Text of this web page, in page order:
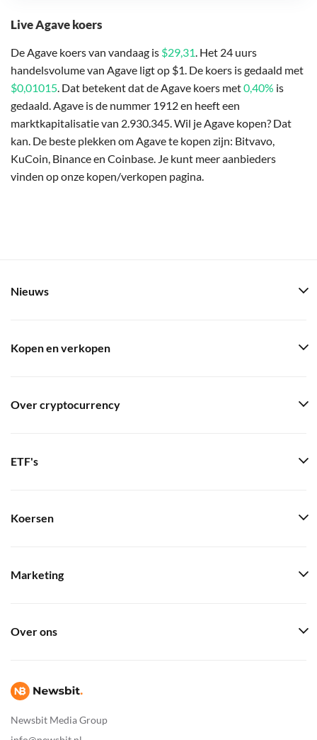
Live Agave koers
De Agave koers van vandaag is $29,31. Het 24 uurs
handelsvolume van Agave ligt op $1. De koers is gedaald met
$0,01015. Dat betekent dat de Agave koers met0,40% is
gedaald. Agave is de nummer 1912 en heeft een
marktkapitalisatie van 2.930.345. Wil je Agave kopen? Dat
kan. De beste plekken om Agave te kopen zijn: Bitvavo,
KuCoin, Binance en Coinbase. Je kunt meer aanbieders
vinden op onze kopen/verkopen pagina.
Newsbit Media Group
Nieuws
Kopen en verkopen
Over cryptocurrency
ETF's
Koersen
Marketing
Over ons